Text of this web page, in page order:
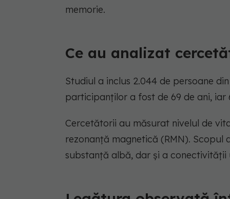
memorie.
Ce au analizat
Studiul a inclus 2.044 de persoane
participanților a fost de 69 de ani, iar
Cercetătorii au măsurat nivelul de
rezonanță magnetică (RMN).
substanță albă, dar și a conectivității